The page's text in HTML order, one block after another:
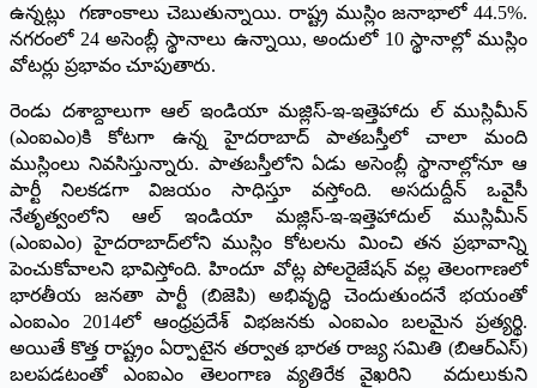
ఉన్నట్లు గణాంకాలు చెబుతున్నాయి. రాష్ట్ర ముస్లిం జనాభాలో 44.5%.
నగరంలో 24 అసెంబ్లీ స్థానాలు ఉన్నాయి, అందులో 10 స్థానాల్లో ముస్లిం
వోటర్లు ప్రభావం చూపుతారు.
రెండు దశాబ్దాలుగా ఆల్‌ ఇండియా మజ్లిస్‌-ఇ-ఇత్తెహాదు ల్‌ ముస్లిమీన్‌
(ఎంఐఎం)కి కోటగా ఉన్న హైదరాబాద్‌ పాతబస్తీలో చాలా మంది
ముస్లింలు నివసిస్తున్నారు. పాతబస్తీలోని ఏడు అసెంబ్లీ స్థానాల్లోనూ ఆ
పార్టీ నిలకడగా విజయం సాధిస్తూ వస్తోంది. అసదుద్దీన్‌ ఒవైసీ
నేతృత్వంలోని ఆల్‌ ఇండియా మజ్లిస్‌-ఇ-ఇత్తెహాదుల్‌ ముస్లిమీన్‌
(ఎంఐఎం) హైదరాబాద్‌లోని ముస్లిం కోటలను మించి తన ప్రభావాన్ని
పెంచుకోవాలని భావిస్తోంది. హిందూ వోట్ల పోలరైజేషన్‌ వల్ల తెలంగాణలో
భారతీయ జనతా పార్టీ (బిజెపి) అభివృద్ధి చెందుతుందనే భయంతో
ఎంఐఎం 2014లో ఆంధ్రప్రదేశ్‌ విభజనకు ఎంఐఎం బలమైన ప్రత్యర్థి.
అయితే కొత్త రాష్ట్రం ఏర్పాటైన తర్వాత భారత రాజ్య సమితి (బిఆర్‌ఎస్‌)
బలపడటంతో ఎంఐఎం తెలంగాణ వ్యతిరేక వైఖరిని వదులుకుని